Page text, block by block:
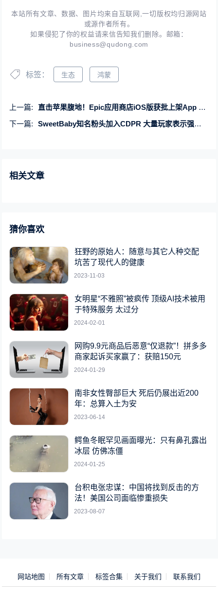
本站所有文章、数据、图片均来自互联网,一切版权均归源网站
或源作者所有。
如果侵犯了你的权益请来信告知我们删除。邮箱：
business@qudong.com
标签： 生态 鸿蒙
上一篇:
直击苹果腹地！Epic应用商店iOS版获批上架App Store
下一篇:
SweetBaby知名粉头加入CDPR 大量玩家表示强烈抗议
相关文章
猜你喜欢
狂野的原始人：随意与其它人种交配
坑苦了现代人的健康
2023-11-03
女明星“不雅照”被疯传 顶级AI技术被用
于特殊服务 太过分
2024-02-01
网购9.9元商品后恶意“仅退款”！拼多多
商家起诉买家赢了：获赔150元
2024-01-29
南非女性臀部巨大 死后仍展出近200
年：总算入土为安
2023-06-14
鳄鱼冬眠罕见画面曝光：只有鼻孔露出
冰层 仿佛冻僵
2024-01-25
台积电张忠谋：中国将找到反击的方
法！美国公司面临惨重损失
2023-08-07
网站地图 所有文章 标签合集 关于我们 联系我们